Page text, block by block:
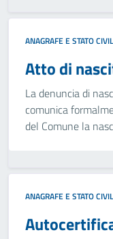
ANAGRAFE E STATO
Atto di
La denuncia di
comunica
del Comune la
ANAGRAFE E STATO